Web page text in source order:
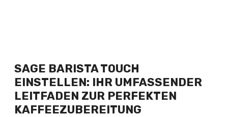
SAGE BARISTA TOUCH
EINSTELLEN: IHR UMFASSENDER
LEITFADEN ZUR PERFEKTEN
KAFFEEZUBEREITUNG